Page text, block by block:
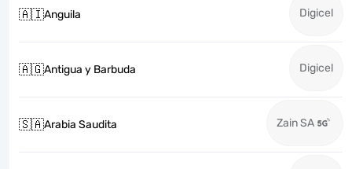
🇦🇮Anguila Digicel
🇦🇬Antigua y Barbuda Digicel
🇸🇦Arabia Saudita Zain SA